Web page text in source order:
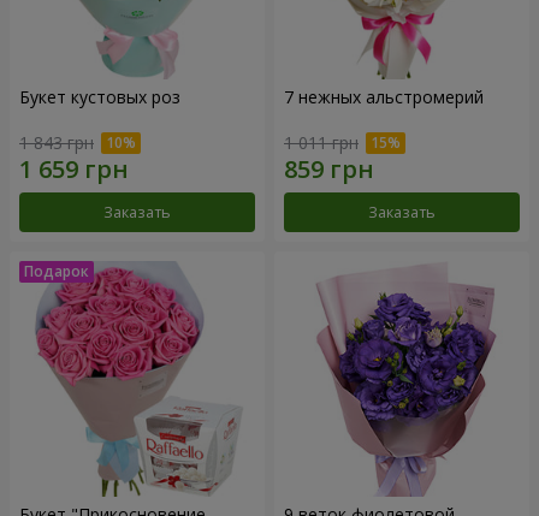
Букет кустовых роз
1 843 грн
Заказать
7 нежных альстромерий
1 011 грн
Заказать